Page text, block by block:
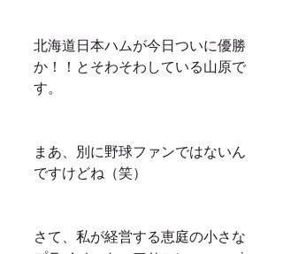
北海道日本ハムが今日ついに優勝
か！！とそわそわしている山原で
す。
まあ、別に野球ファンではないん
ですけどね（笑）
さて、私が経営する恵庭の小さな